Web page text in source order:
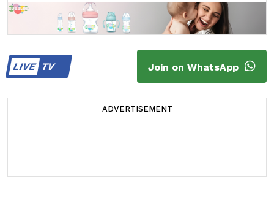
LIVETV Join on WhatsApp
ADVERTISEMENT